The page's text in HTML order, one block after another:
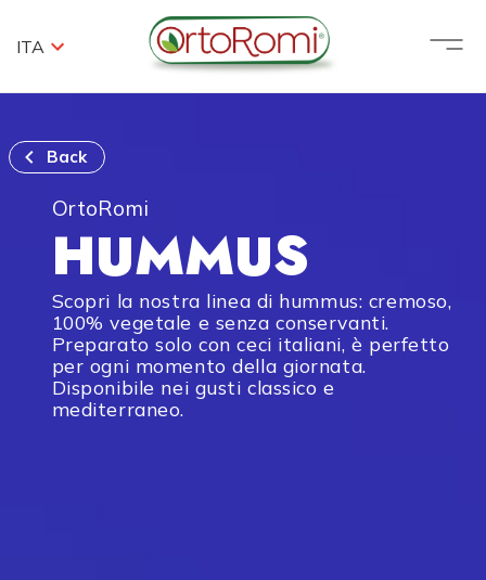
ITA
Back
OrtoRomi
HUMMUS
Scopri la nostra linea di hummus: cremoso,
100% vegetale e senza conservanti.
Preparato solo con ceci italiani, è perfetto
per ogni momento della giornata.
Disponibile nei gusti classico e
mediterraneo.